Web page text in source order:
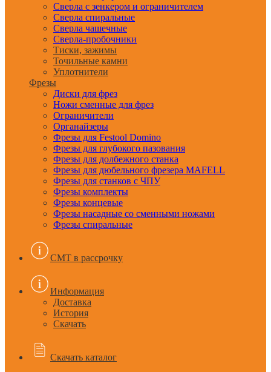
Сверла с зенкером и ограничителем
Сверла спиральные
Сверла чашечные
Сверла-пробочники
Тиски, зажимы
Точильные камни
Уплотнители
Фрезы
Диски для фрез
Ножи сменные для фрез
Ограничители
Органайзеры
Фрезы для Festool Domino
Фрезы для глубокого пазования
Фрезы для долбежного станка
Фрезы для дюбельного фрезера MAFELL
Фрезы для станков с ЧПУ
Фрезы комплекты
Фрезы концевые
Фрезы насадные со сменными ножами
Фрезы спиральные
CMT в рассрочку
Информация
Доставка
История
Скачать
Скачать каталог